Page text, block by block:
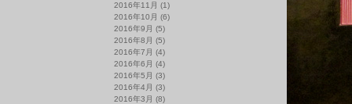
2016年11月 (1)
2016年10月 (6)
2016年9月 (5)
2016年8月 (5)
2016年7月 (4)
2016年6月 (4)
2016年5月 (3)
2016年4月 (3)
2016年3月 (8)